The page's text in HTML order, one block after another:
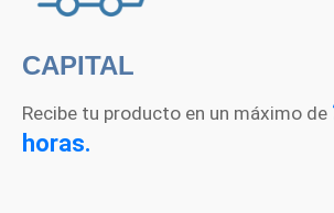
CAPITAL
Recibe tu producto en un máximo de
horas.